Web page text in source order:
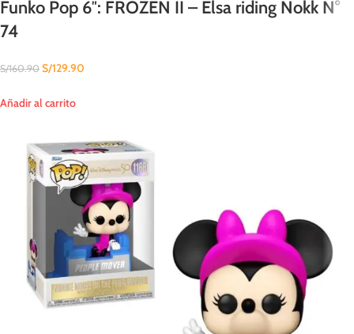
Funko Pop 6″: FROZEN II – Elsa riding Nokk N°
74
S/160.90 S/129.90
Añadir al carrito